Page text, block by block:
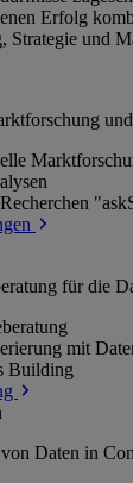
Erfolg
Strategie und
für die
mit
Building
Daten in